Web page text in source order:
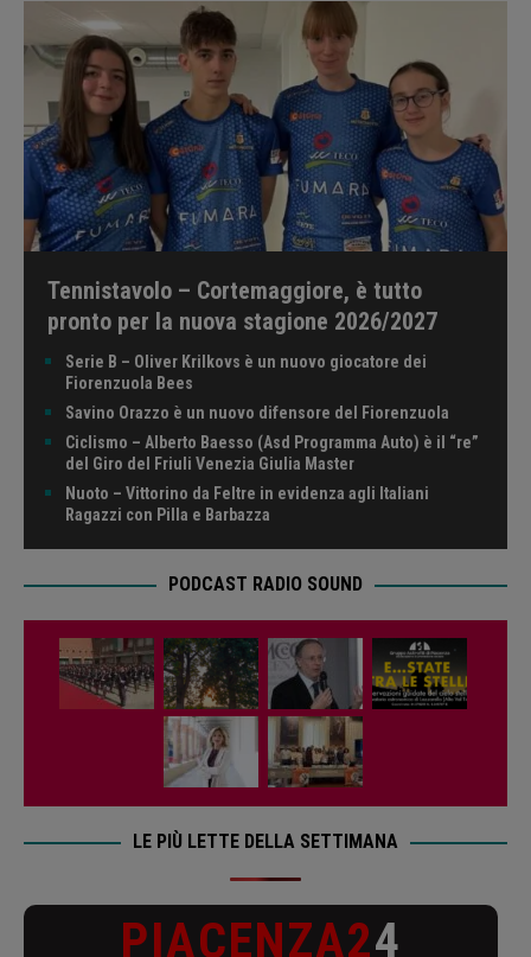
Tennistavolo – Cortemaggiore, è tutto
pronto per la nuova stagione 2026/2027
Serie B – Oliver Krilkovs è un nuovo giocatore dei
Fiorenzuola Bees
Savino Orazzo è un nuovo difensore del Fiorenzuola
Ciclismo – Alberto Baesso (Asd Programma Auto) è il “re”
del Giro del Friuli Venezia Giulia Master
Nuoto – Vittorino da Feltre in evidenza agli Italiani
Ragazzi con Pilla e Barbazza
PODCAST RADIO SOUND
LE PIÙ LETTE DELLA SETTIMANA
PIACENZA24